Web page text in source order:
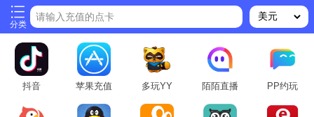
分类
请输入充值的点卡
抖音 苹果充值 多玩YY 陌陌直播 PP约玩